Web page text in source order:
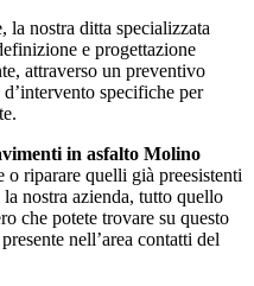
la nostra ditta specializzata
e progettazione
attraverso un preventivo
specifiche per
in asfalto Molino
o riparare quelli già preesistenti
nostra azienda, tutto quello
che potete trovare su questo
nell’area contatti del